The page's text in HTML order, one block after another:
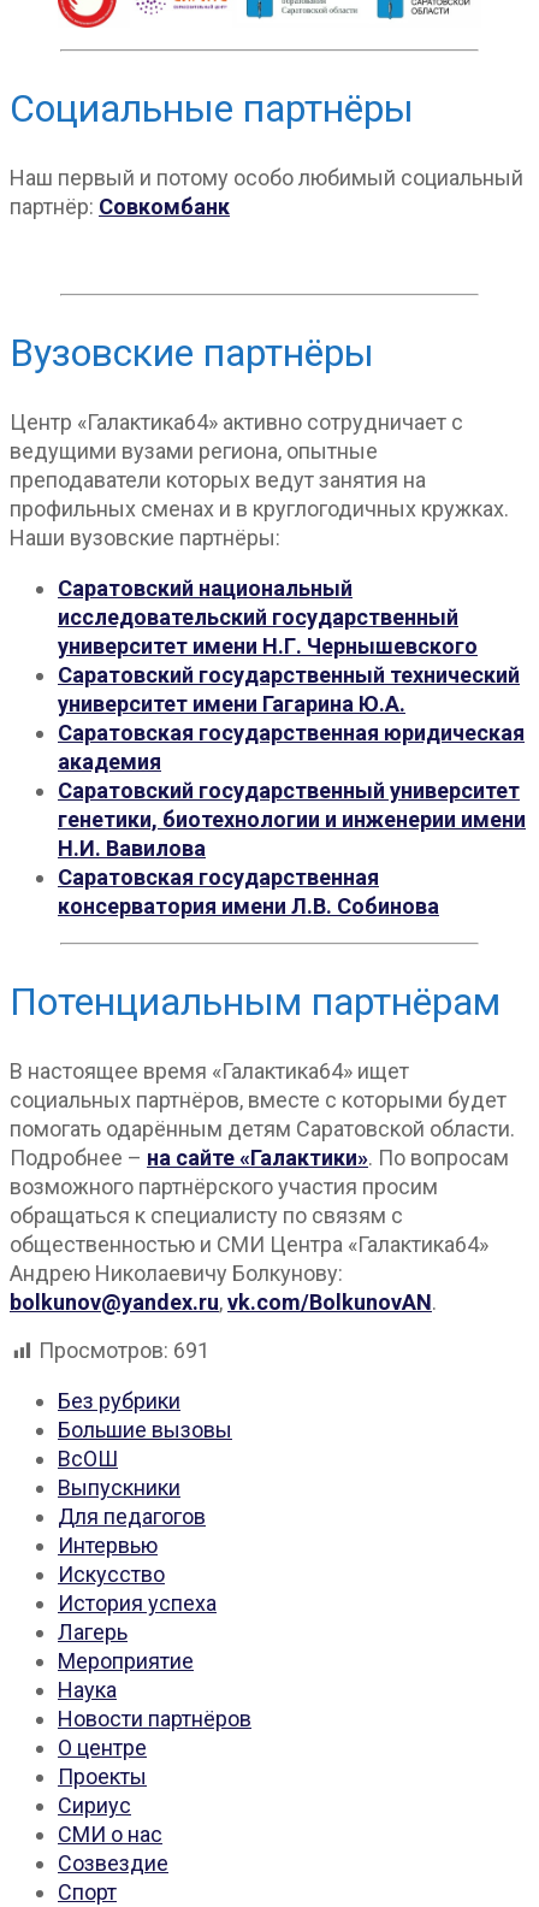
Социальные партнёры
Наш первый и потому особо любимый социальный
партнёр: Совкомбанк
Вузовские партнёры
Центр «Галактика64» активно сотрудничает с
ведущими вузами региона, опытные
преподаватели которых ведут занятия на
профильных сменах и в круглогодичных кружках.
Наши вузовские партнёры:
Саратовский национальный
исследовательский государственный
университет имени Н.Г. Чернышевского
Саратовский государственный технический
университет имени Гагарина Ю.А.
Саратовская государственная юридическая
академия
Саратовский государственный университет
генетики, биотехнологии и инженерии имени
Н.И. Вавилова
Саратовская государственная
консерватория имени Л.В. Собинова
Потенциальным партнёрам
В настоящее время «Галактика64» ищет
социальных партнёров, вместе с которыми будет
помогать одарённым детям Саратовской области.
Подробнее – на сайте «Галактики». По вопросам
возможного партнёрского участия просим
обращаться к специалисту по связям с
общественностью и СМИ Центра «Галактика64»
Андрею Николаевичу Болкунову:
bolkunov@yandex.ru,vk.com/BolkunovAN.
Просмотров: 691
Без рубрики
Большие вызовы
ВсОШ
Выпускники
Для педагогов
Интервью
Искусство
История успеха
Лагерь
Мероприятие
Наука
Новости партнёров
О центре
Проекты
Сириус
СМИ о нас
Созвездие
Спорт